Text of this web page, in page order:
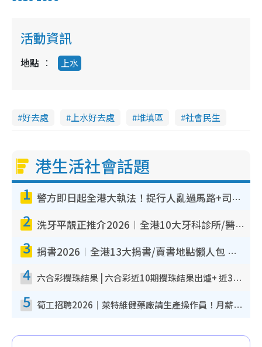
活動資訊
地點 上水
好去處 上水好去處 堆填區 社會民生
港生活社會話題
1 警方即日起全港大執法！捉行人亂過馬路+司機不專注駕駛！亂過馬路罰$2000
2 洗牙平靚正推介2026︱全港10大牙科診所/醫院懶人包 夜診至8點/鎮靜潔牙/醫療券適用
3 捐書2026︱全港13大捐書/賣書地點懶人包 二手課本最高$150＋舊書換免費咖啡/戲票
4 六合彩攪珠結果 | 六合彩近10期攪珠結果出爐+ 近30期最旺熱門中獎號碼
5 筍工招聘2026｜萊特維健藥廠請生產操作員！月薪高達$1.7萬 冷氣廠房/五天工作/保證雙糧